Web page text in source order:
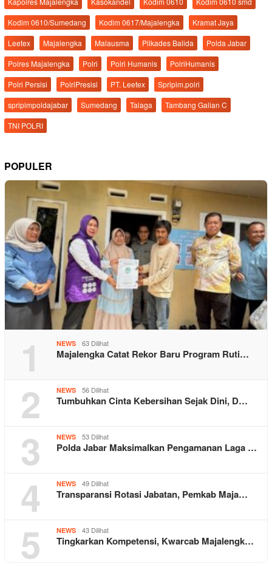
Kodim 0610/Sumedang
Kodim 0617/Majalengka
Kramat Jaya
Leetex
Majalengka Malausma Pilkades Balida
Polda Jabar
Polres Majalengka
Polri Polri Humanis
PolriHumanis
Polri Persisi
PolriPresisi PT. Leetex
Spripim.polri
spripimpoldajabar
Sumedang Talaga
Tambang Galian C
TNI POLRI
POPULER
1 NEWS 63 Dilihat
Majalengka Catat Rekor Baru Program Ruti…
2 NEWS 56 Dilihat
Tumbuhkan Cinta Kebersihan Sejak Dini, D…
3 NEWS 53 Dilihat
Polda Jabar Maksimalkan Pengamanan Laga …
4 NEWS 49 Dilihat
Transparansi Rotasi Jabatan, Pemkab Maja…
5 NEWS 43 Dilihat
Tingkarkan Kompetensi, Kwarcab Majalengk…